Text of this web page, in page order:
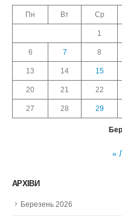
Пн Вт Ср
1
6 7 8
13 14 15
20 21 22
27 28 29
«
АРХІВИ
Березень 2026